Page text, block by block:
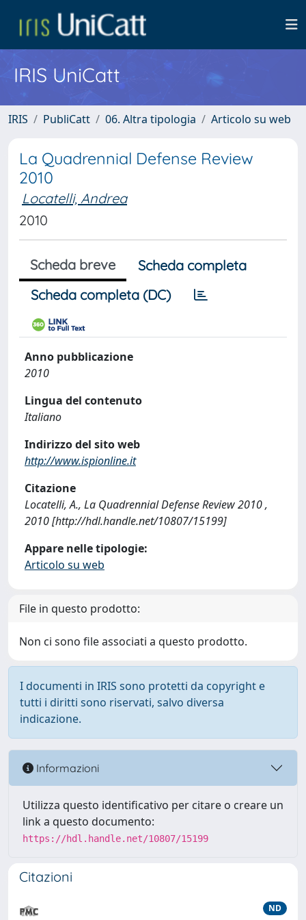
IRIS UniCatt
IRIS PubliCatt 06. Altra tipologia Articolo su web
La Quadrennial Defense Review
2010
Locatelli, Andrea
2010
Scheda breve
Scheda completa
Scheda completa (DC)
Anno pubblicazione
2010
Lingua del contenuto
Italiano
Indirizzo del sito web
http://www.ispionline.it
Citazione
Locatelli, A., La Quadrennial Defense Review 2010 ,
2010 [http://hdl.handle.net/10807/15199]
Appare nelle tipologie:
Articolo su web
File in questo prodotto:
Non ci sono file associati a questo prodotto.
I documenti in IRIS sono protetti da copyright e
tutti i diritti sono riservati, salvo diversa
indicazione.
Informazioni
Utilizza questo identificativo per citare o creare un
link a questo documento:
https://hdl.handle.net/10807/15199
Citazioni
ND